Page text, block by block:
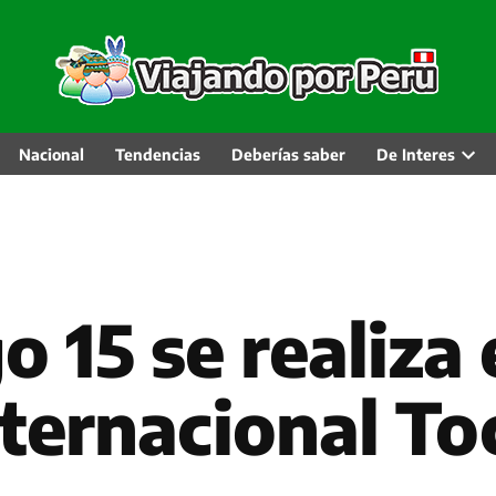
Nacional Tendencias Deberías saber De Interes
15 se realiza